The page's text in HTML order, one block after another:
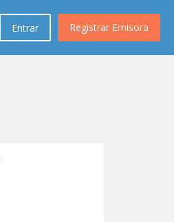
Registrar Emisora
Entrar